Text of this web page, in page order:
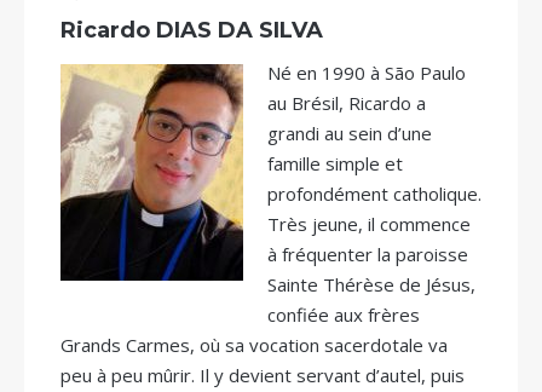
Ricardo DIAS DA SILVA
Né en 1990 à São Paulo
au Brésil, Ricardo a
grandi au sein d’une
famille simple et
profondément catholique.
Très jeune, il commence
à fréquenter la paroisse
Sainte Thérèse de Jésus,
confiée aux frères
Grands Carmes, où sa vocation sacerdotale va
peu à peu mûrir. Il y devient servant d’autel, puis